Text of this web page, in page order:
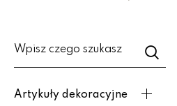
Wpisz czego szukasz
Artykuły dekoracyjne